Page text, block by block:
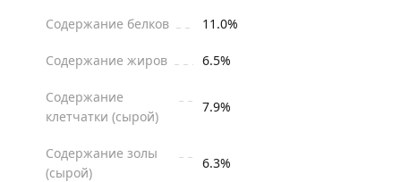
Содержание белков 11.0%
Содержание жиров 6.5%
Содержание
клетчатки (сырой)
7.9%
Содержание золы
(сырой)
6.3%